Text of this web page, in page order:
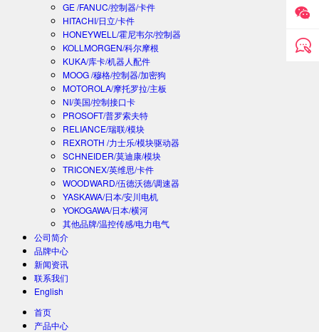
GE /FANUC/控制器/卡件
HITACHI/日立/卡件
HONEYWELL/霍尼韦尔/控制器
KOLLMORGEN/科尔摩根
KUKA/库卡/机器人配件
MOOG /穆格/控制器/加密狗
MOTOROLA/摩托罗拉/主板
NI/美国/控制接口卡
PROSOFT/普罗索夫特
RELIANCE/瑞联/模块
REXROTH /力士乐/模块驱动器
SCHNEIDER/莫迪康/模块
TRICONEX/英维思/卡件
WOODWARD/伍德沃德/调速器
YASKAWA/日本/安川电机
YOKOGAWA/日本/横河
其他品牌/温控传感/电力电气
公司简介
品牌中心
新闻资讯
联系我们
English
首页
产品中心